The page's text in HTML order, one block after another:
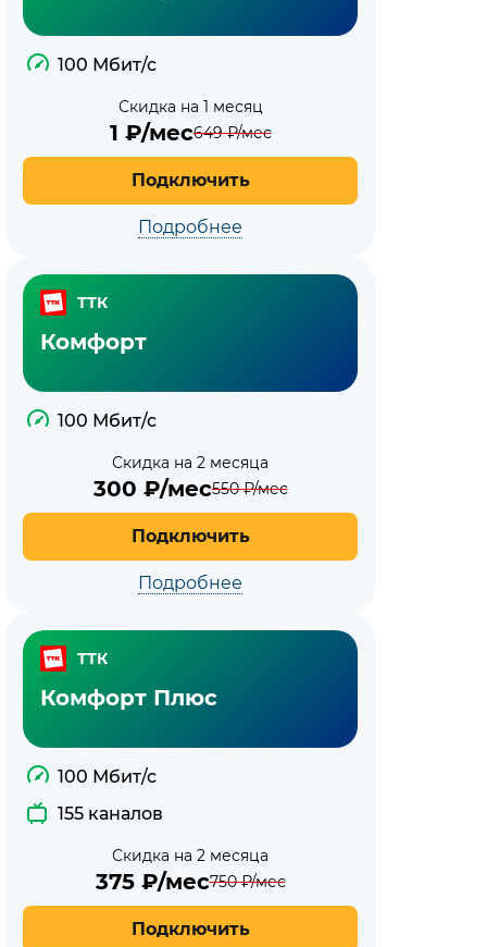
100 Мбит/с
Скидка на 1 месяц
1 ₽/мес649₽/мес
Подключить
Подробнее
ТТК
Комфорт
100 Мбит/с
Скидка на 2 месяца
300 ₽/мес550₽/мес
Подключить
Подробнее
ТТК
Комфорт Плюс
100 Мбит/с
155 каналов
Скидка на 2 месяца
375₽/мес750₽/мес
Подключить